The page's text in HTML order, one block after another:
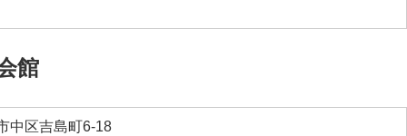
館
中区吉島町6-18